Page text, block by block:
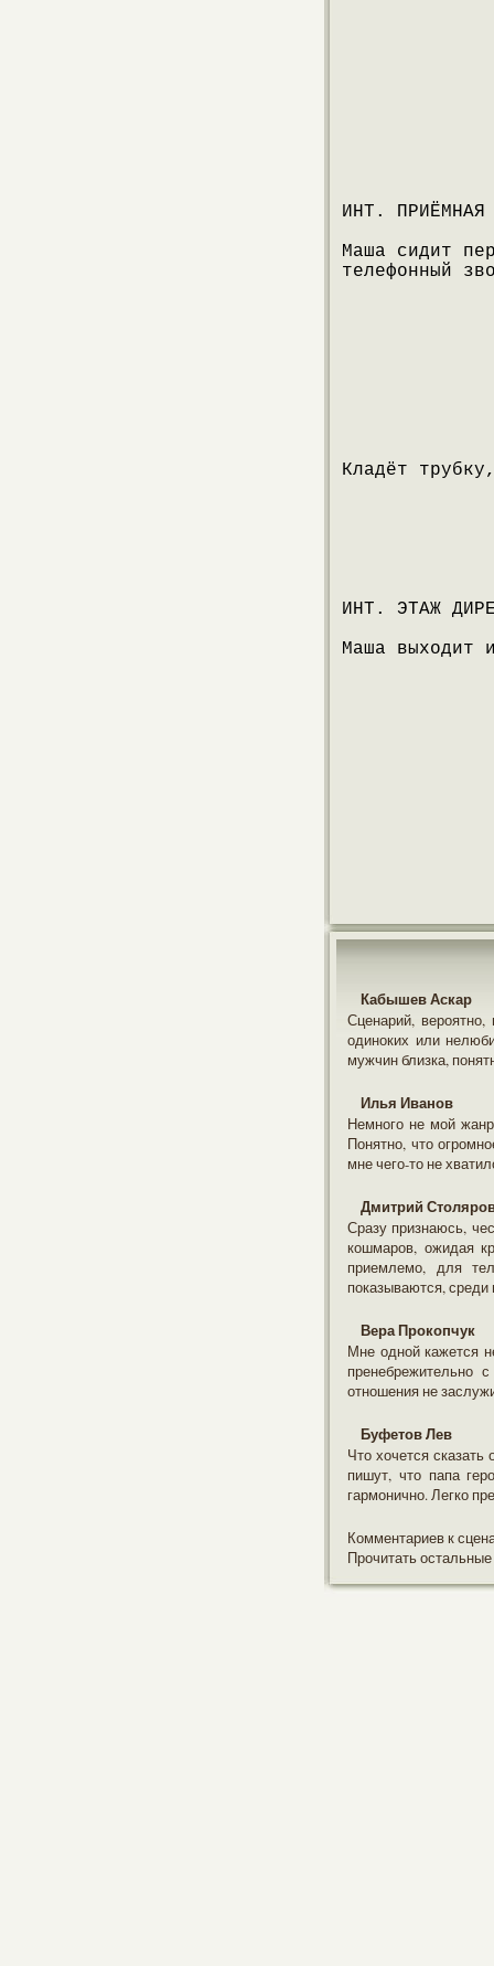
ИНТ. ПРИЁМНАЯ
Маша сидит
телефонный
Кладёт
ИНТ. ЭТАЖ
Маша выходит
Кабышев Аскар
Сценарий,
одиноких или
мужчин близка,
Илья Иванов
Немного не мой
Понятно, что
мне чего-то не
Дмитрий
Сразу признаюсь,
кошмаров, ожидая
приемлемо, для
показываются,
Вера Прокопчук
Мне одной кажется
пренебрежительно
отношения не
Буфетов Лев
Что хочется
пишут, что папа
гармонично. Легко
Комментариев к
Прочитать